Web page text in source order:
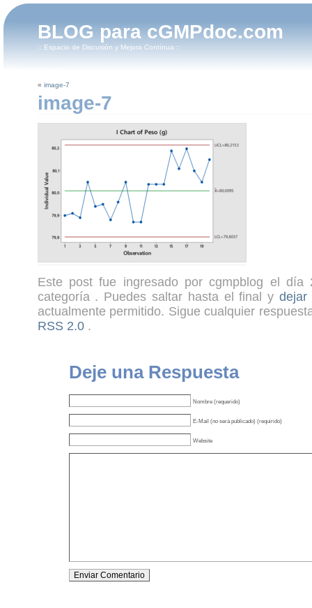
BLOG para cGMPdoc.com
:: Espacio de Discusión y Mejora Contínua ::
« image-7
image-7
Este post fue ingresado por cgmpblog el
categoría . Puedes saltar hasta el final ydejar
actualmente permitido. Sigue cualquier
RSS 2.0.
Deje una Respuesta
Nombre (requerido)
E-Mail (no será publicado) (requirido)
Website